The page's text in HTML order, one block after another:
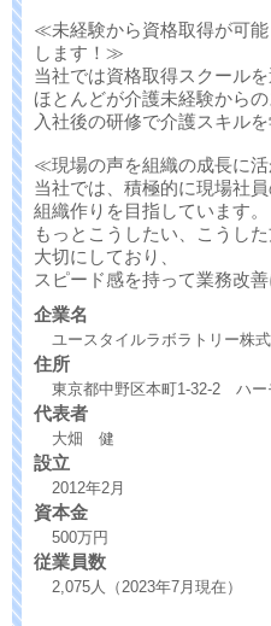
≪未経験から資格取得が可
します！≫
当社では資格取得スクールを
ほとんどが介護未経験からの
入社後の研修で介護スキル
≪現場の声を組織の成長に
当社では、積極的に現場社
組織作りを目指しています。
もっとこうしたい、こうし
大切にしており、
スピード感を持って業務改
企業名
ユースタイルラボラトリー株
住所
東京都中野区本町1-32-2 ハー
代表者
大畑 健
設立
2012年2月
資本金
500万円
従業員数
2,075人（2023年7月現在）